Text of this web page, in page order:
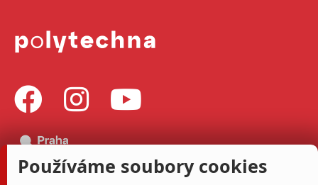
Používáme soubory cookies